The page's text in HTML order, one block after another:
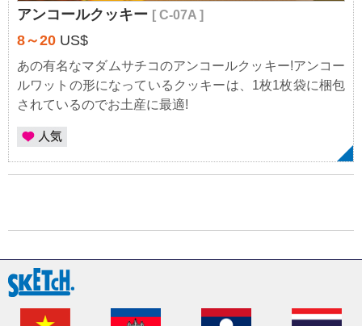
アンコールクッキー [ C-07A ]
8～20 US$
あの有名なマダムサチコのアンコールクッキー!アンコー
ルワットの形になっているクッキーは、1枚1枚袋に梱包
されているのでお土産に最適!